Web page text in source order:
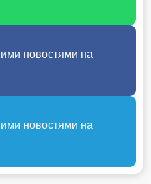
новостями на
новостями на